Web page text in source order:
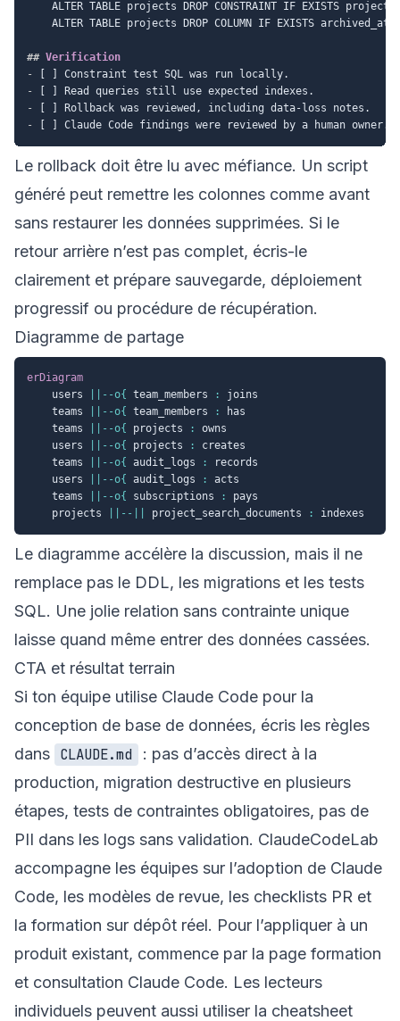
ALTER TABLE projects DROP CONSTRAINT IF EXISTS
    ALTER TABLE projects DROP COLUMN IF EXISTS archived_at;
## Verification
-
-
-
-
Le rollback doit être lu avec méfiance. Un script
généré peut remettre les colonnes comme avant
sans restaurer les données supprimées. Si le
retour arrière n’est pas complet, écris-le
clairement et prépare sauvegarde, déploiement
progressif ou procédure de récupération.
Diagramme de partage
erDiagram
    users
||--o{ team_members :
joins
    teams
||--o{ team_members :
has
    teams
||--o{ projects :
owns
    users
||--o{ projects :
creates
    teams
||--o{ audit_logs :
records
    users
||--o{ audit_logs :
acts
    teams
||--o{ subscriptions :
pays
    projects
||--|| project_search_documents :
Le diagramme accélère la discussion, mais il ne
remplace pas le DDL, les migrations et les tests
SQL. Une jolie relation sans contrainte unique
laisse quand même entrer des données cassées.
CTA et résultat terrain
Si ton équipe utilise Claude Code pour la
conception de base de données, écris les règles
dans CLAUDE.md
: pas d’accès direct à la
production, migration destructive en plusieurs
étapes, tests de contraintes obligatoires, pas de
PII dans les logs sans validation. ClaudeCodeLab
accompagne les équipes sur l’adoption de Claude
Code, les modèles de revue, les checklists PR et
la formation sur dépôt réel. Pour l’appliquer à un
produit existant, commence par la page formation
et consultation Claude Code. Les lecteurs
individuels peuvent aussi utiliser la cheatsheet